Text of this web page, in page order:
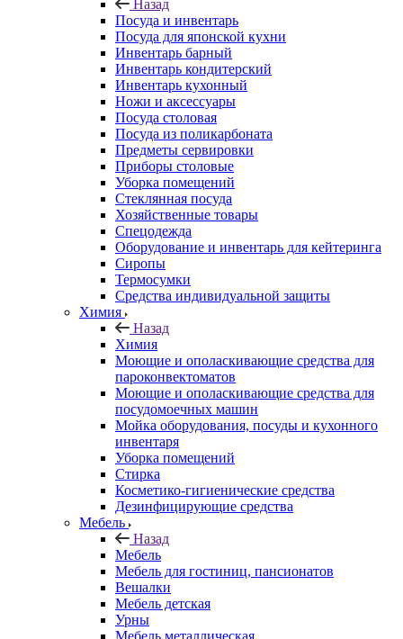
Назад
Посуда и инвентарь
Посуда для японской кухни
Инвентарь барный
Инвентарь кондитерский
Инвентарь кухонный
Ножи и аксессуары
Посуда столовая
Посуда из поликарбоната
Предметы сервировки
Приборы столовые
Уборка помещений
Стеклянная посуда
Хозяйственные товары
Спецодежда
Оборудование и инвентарь для кейтеринга
Сиропы
Термосумки
Средства индивидуальной защиты
Химия
Назад
Химия
Моющие и ополаскивающие средства для
пароконвектоматов
Моющие и ополаскивающие средства для
посудомоечных машин
Мойка оборудования, посуды и кухонного
инвентаря
Уборка помещений
Стирка
Косметико-гигиенические средства
Дезинфицирующие средства
Мебель
Назад
Мебель
Мебель для гостиниц, пансионатов
Вешалки
Мебель детская
Урны
Мебель металлическая